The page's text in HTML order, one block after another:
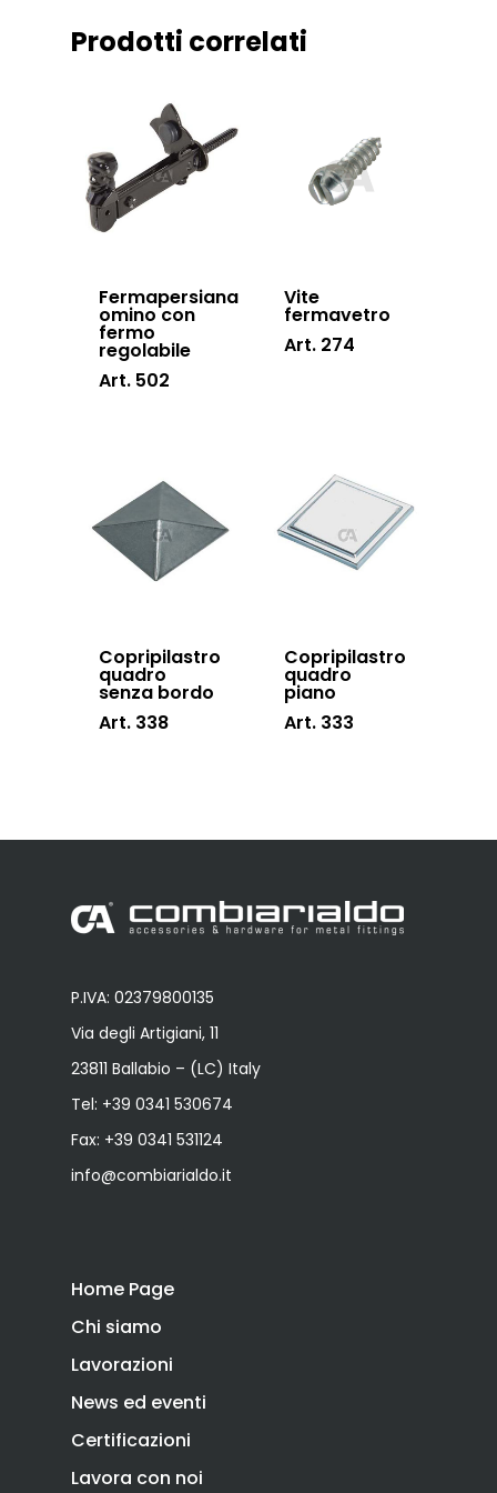
Prodotti correlati
Fermapersiana
omino con
fermo
regolabile
Art. 502
Vite
fermavetro
Art. 274
Copripilastro
quadro
senza bordo
Art. 338
Copripilastro
quadro
piano
Art. 333
P.IVA: 02379800135
Via degli Artigiani, 11
23811 Ballabio – (LC) Italy
Tel: +39 0341 530674
Fax: +39 0341 531124
info@combiarialdo.it
Home Page
Chi siamo
Lavorazioni
News ed eventi
Certificazioni
Lavora con noi
sospesi
Swing gates
accessories
Hardware
Inox
Lavora con noi